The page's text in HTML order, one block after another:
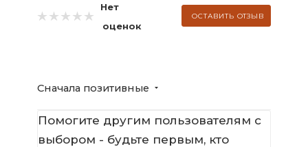
Нет
оценок
ОСТАВИТЬ ОТЗЫВ
Сначала позитивные
Помогите другим пользователям с
выбором - будьте первым, кто